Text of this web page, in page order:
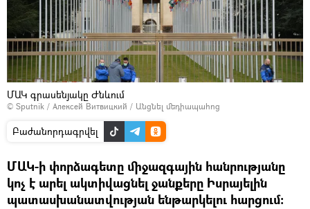
ՄԱԿ գրասենյակը Ժնևում
© Sputnik / Алексей Витвицкий / Անցնել մեդիապահոց
Բաժանորդագրվել
ՄԱԿ-ի փորձագետը միջազգային հանրությանը
կոչ է արել ակտիվացնել ջանքերը Իսրայելին
պատասխանատվության ենթարկելու հարցում։